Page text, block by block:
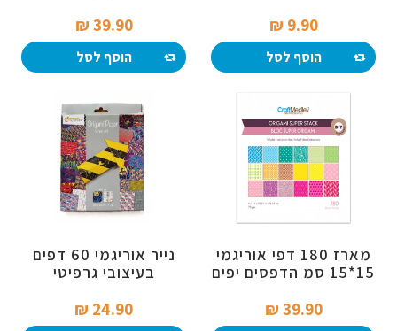
9.90 ₪‎
הוסף לסל
39.90 ₪‎
הוסף לסל
מארז 180 דפי אוריגמי
15*15 סמ הדפסים יפים
39.90 ₪‎
נייר אוריגמי 60 דפים
בעיצובי גרפיטי
24.90 ₪‎